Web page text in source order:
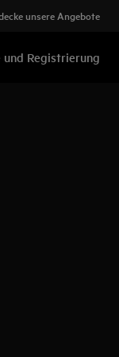
unsere Angebote
und Registrierung